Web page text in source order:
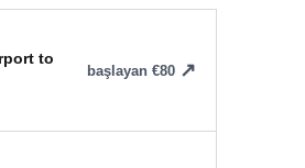
to
başlayan €80